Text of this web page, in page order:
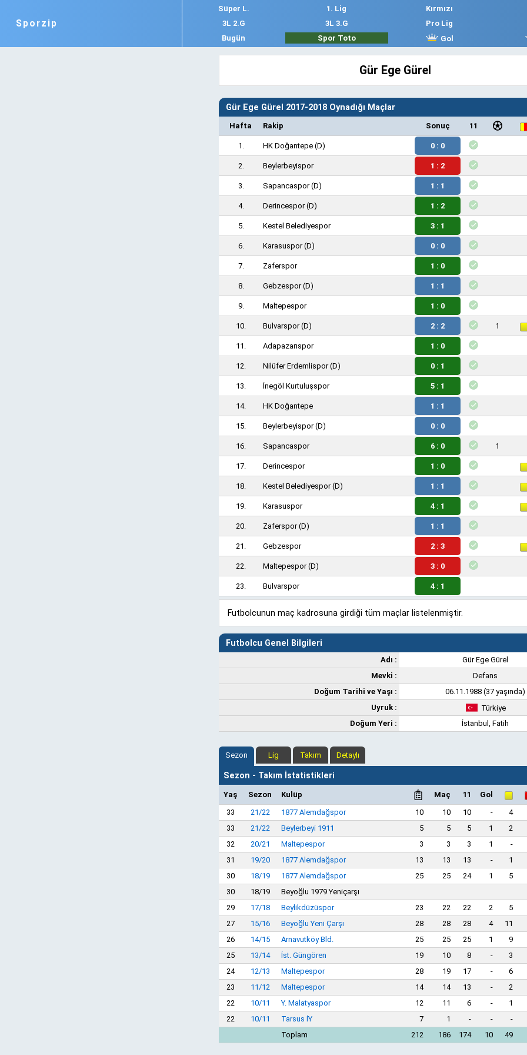
Sporzip
Süper L. 1. Lig Kırmızı
3L 2.G
3L 3.G Pro Lig
Bugün
Spor Toto Gol
Gür Ege Gürel
Gür Ege Gürel 2017-2018 Oynadığı Maçlar
Hafta Rakip Sonuç 11
1. HK Doğantepe (D) 0 : 0
2. Beylerbeyispor 1 : 2
3. Sapancaspor(D) 1 : 1
4. Derincespor(D) 1 : 2
5. Kestel Belediyespor 3 : 1
6. Karasuspor(D) 0 : 0
7. Zaferspor 1 : 0
8. Gebzespor(D) 1 : 1
9. Maltepespor 1 : 0
10. Bulvarspor(D) 2 : 2 1
11. Adapazarıspor 1 : 0
12. Nilüfer Erdemlispor(D) 0 : 1
13. İnegöl Kurtuluşspor 5 : 1
14. HK Doğantepe 1 : 1
15. Beylerbeyispor(D) 0 : 0
16. Sapancaspor 6 : 0 1
17. Derincespor 1 : 0
18. Kestel Belediyespor(D) 1 : 1
19. Karasuspor 4 : 1
20. Zaferspor(D) 1 : 1
21. Gebzespor 2 : 3
22. Maltepespor(D) 3 : 0
23. Bulvarspor 4 : 1
Futbolcunun maç kadrosuna girdiği tüm maçlar listelenmiştir.
Futbolcu Genel Bilgileri
Adı :
Gür Ege Gürel
Mevki :
Defans
Doğum Tarihi ve Yaşı :
06.11.1988 (37 yaşında)
Uyruk :
Türkiye
Doğum Yeri :
İstanbul, Fatih
Sezon Lig Takım Detaylı
Sezon - Takım İstatistikleri
Yaş Sezon Kulüp Maç 11 Gol
33
21/22 1877 Alemdağspor 10 10 10 - 4
33
21/22 Beylerbeyi 1911 5 5 5 1 2
32
20/21 Maltepespor 3 3 3 1 -
31
19/20 1877 Alemdağspor 13 13 13 - 1
30
18/19 1877 Alemdağspor 25 25 24 1 5
30
18/19
Beyoğlu 1979 Yeniçarşı
29
17/18 Beylikdüzüspor 23 22 22 2 5
27
15/16 Beyoğlu Yeni Çarşı 28 28 28 4 11
26
14/15 Arnavutköy Bld. 25 25 25 1 9
25
13/14 İst. Güngören 19 10 8 - 3
24
12/13 Maltepespor 28 19 17 - 6
23
11/12 Maltepespor 14 14 13 - 2
22
10/11 Y. Malatyaspor 12 11 6 - 1
22
10/11 Tarsus İY 7 1 - - -
Toplam
212 186 174 10 49